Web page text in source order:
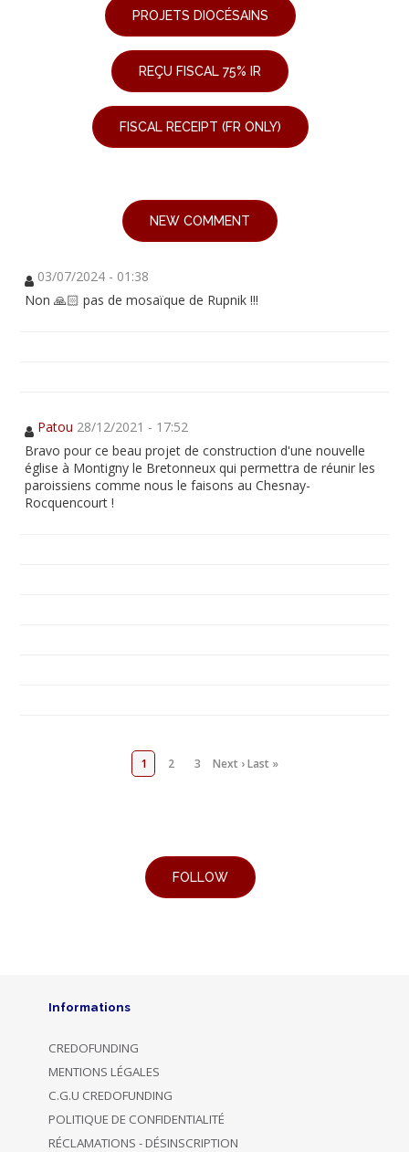
PROJETS DIOCÉSAINS
REÇU FISCAL 75% IR
FISCAL RECEIPT (FR ONLY)
NEW COMMENT
03/07/2024 - 01:38
Non 🙏🏻 pas de mosaïque de Rupnik !!!
Patou 28/12/2021 - 17:52
Bravo pour ce beau projet de construction d'une nouvelle
église à Montigny le Bretonneux qui permettra de réunir les
paroissiens comme nous le faisons au Chesnay-
Rocquencourt !
1 2 3 Next › Last »
Informations
CREDOFUNDING
MENTIONS LÉGALES
C.G.U CREDOFUNDING
POLITIQUE DE CONFIDENTIALITÉ
RÉCLAMATIONS - DÉSINSCRIPTION